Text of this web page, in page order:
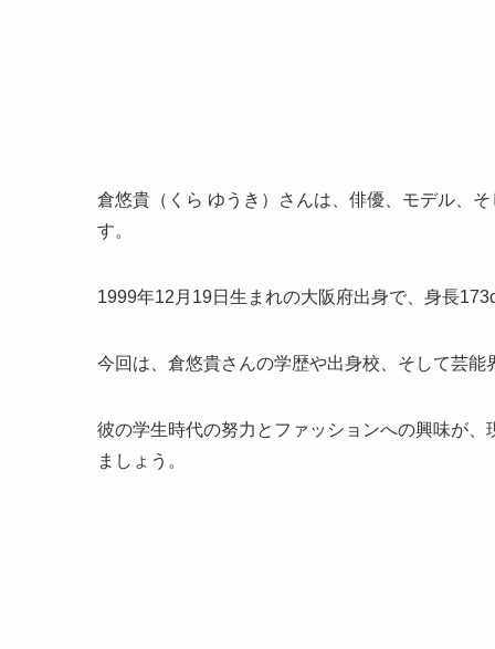
倉悠貴（くら ゆうき）さんは、俳優、モデル、
す。
1999年12月19日生まれの大阪府出身で、身長
今回は、倉悠貴さんの学歴や出身校、そして芸
彼の学生時代の努力とファッションへの興味が
ましょう。